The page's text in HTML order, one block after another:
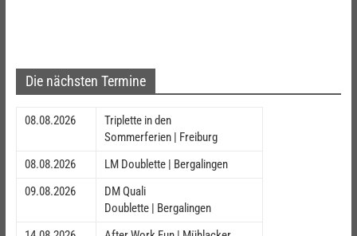
Die nächsten Termine
08.08.2026
Triplette in den
Sommerferien | Freiburg
08.08.2026
LM Doublette | Bergalingen
09.08.2026
DM Quali
Doublette | Bergalingen